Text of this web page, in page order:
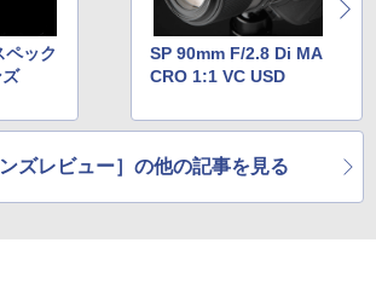
ペック
SP 90mm F/2.8 Di MA
CRO 1:1 VC USD
ンズレビュー］の他の記事を見る